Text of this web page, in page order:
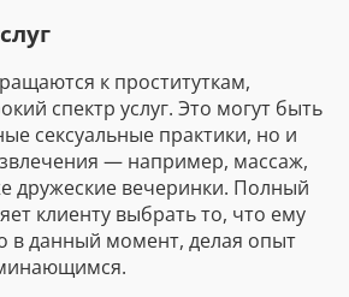
к проституткам,
спектр услуг. Это могут быть
сексуальные практики, но и
— например, массаж,
дружеские вечеринки. Полный
клиенту выбрать то, что ему
в данный момент, делая опыт